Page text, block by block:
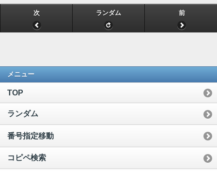
次 ランダム 前
メニュー
TOP
ランダム
番号指定移動
コピペ検索